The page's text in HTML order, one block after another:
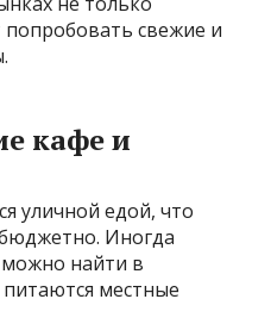
свежие и
кафе и
уличной едой, что
Иногда
найти в
местные